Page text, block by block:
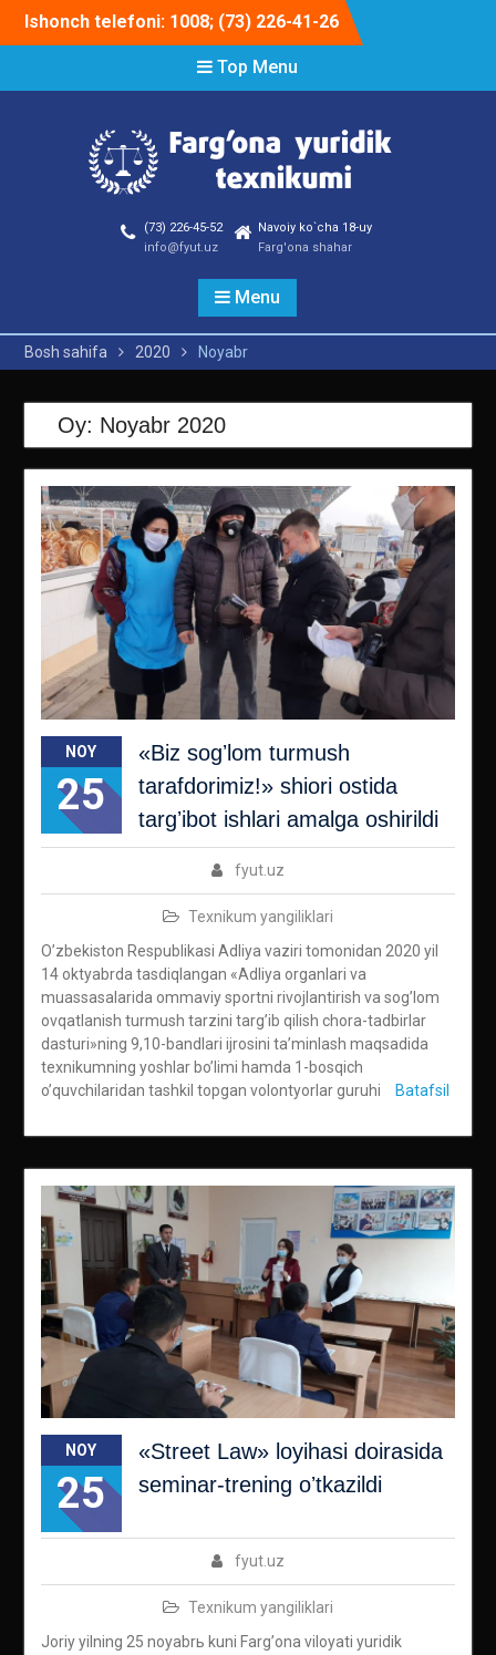
Ishonch telefoni: 1008; (73) 226-41-26
Top Menu
(73) 226-45-52
info@fyut.uz
Navoiy ko`cha 18-uy
Farg'ona shahar
Menu
Bosh sahifa 2020 Noyabr
Oy: Noyabr 2020
NOY
25
«Biz sogʼlom turmush
tarafdorimiz!» shiori ostida
targʼibot ishlari amalga oshirildi
fyut.uz
Texnikum yangiliklari
Oʼzbekiston Respublikasi Аdliya vaziri tomonidan 2020 yil
14 oktyabrda tasdiqlangan «Аdliya organlari va
muassasalarida ommaviy sportni rivojlantirish va sogʼlom
ovqatlanish turmush tarzini targʼib qilish chora-tadbirlar
dasturi»ning 9,10-bandlari ijrosini taʼminlash maqsadida
texnikumning yoshlar boʼlimi hamda 1-bosqich
oʼquvchilaridan tashkil topgan volontyorlar guruhi
Batafsil
NOY
25
«Street Law» loyihasi doirasida
seminar-trening oʼtkazildi
fyut.uz
Texnikum yangiliklari
Joriy yilning 25 noyabrь kuni Fargʼona viloyati yuridik